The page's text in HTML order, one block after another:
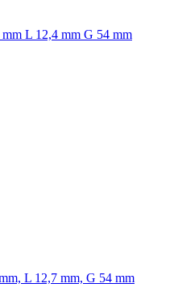
L 12,4 mm G 54 mm
L 12,7 mm, G 54 mm